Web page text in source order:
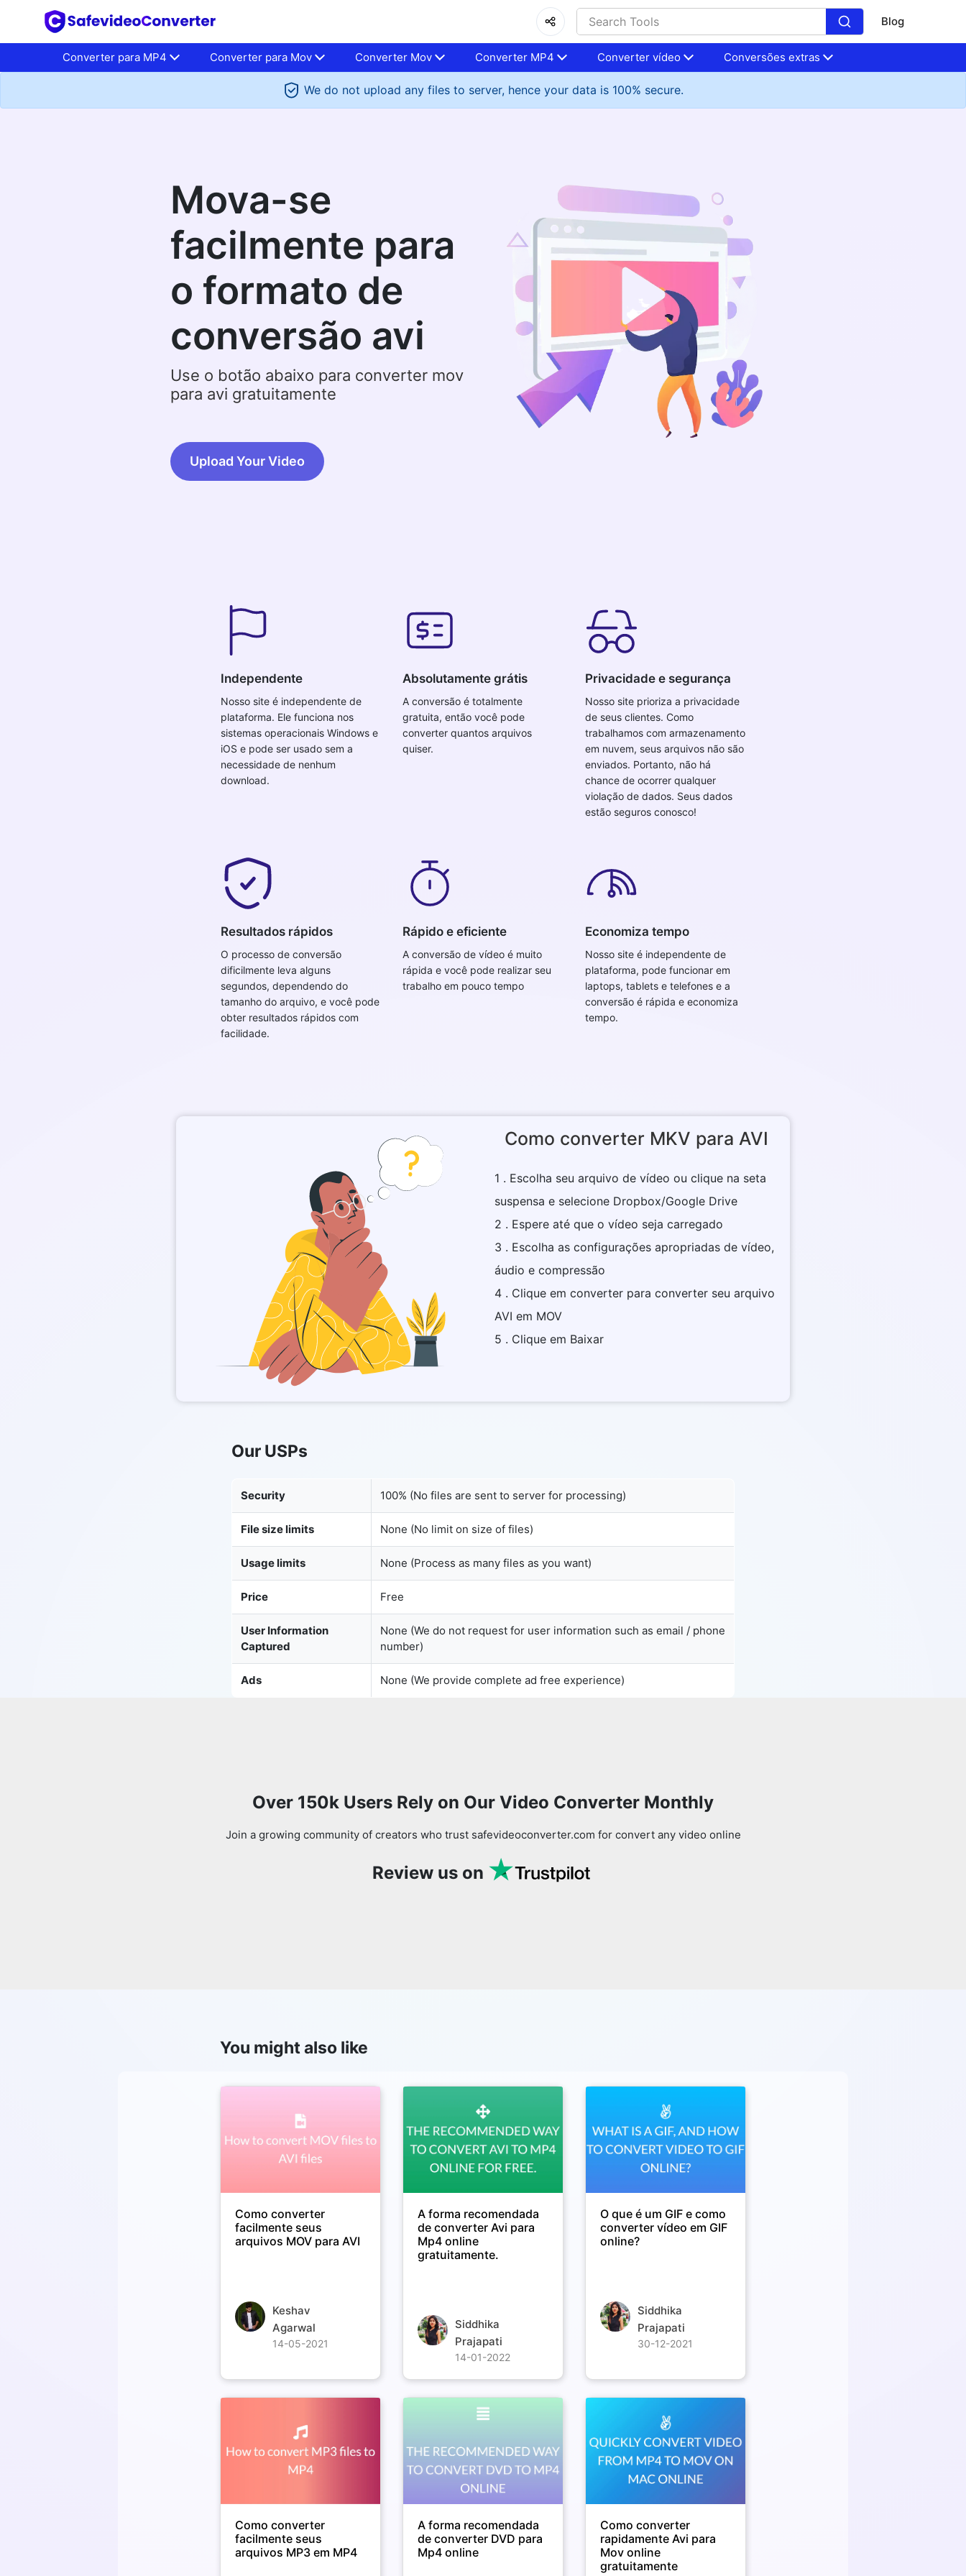
Blog
Converter para MP4 Converter para Mov Converter Mov Converter MP4 Converter vídeo Conversões extras
We do not upload any files to server, hence your data is 100% secure.
Mova-se
facilmente para
o formato de
conversão avi
Use o botão abaixo para converter mov
para avi gratuitamente
Upload Your Video
Independente
Nosso site é independente de
plataforma. Ele funciona nos
sistemas operacionais Windows e
iOS e pode ser usado sem a
necessidade de nenhum
download.
Absolutamente grátis
A conversão é totalmente
gratuita, então você pode
converter quantos arquivos
quiser.
Privacidade e segurança
Nosso site prioriza a privacidade
de seus clientes. Como
trabalhamos com armazenamento
em nuvem, seus arquivos não são
enviados. Portanto, não há
chance de ocorrer qualquer
violação de dados. Seus dados
estão seguros conosco!
Resultados rápidos
O processo de conversão
dificilmente leva alguns
segundos, dependendo do
tamanho do arquivo, e você pode
obter resultados rápidos com
facilidade.
Rápido e eficiente
A conversão de vídeo é muito
rápida e você pode realizar seu
trabalho em pouco tempo
Economiza tempo
Nosso site é independente de
plataforma, pode funcionar em
laptops, tablets e telefones e a
conversão é rápida e economiza
tempo.
Como converter MKV para AVI
1 . Escolha seu arquivo de vídeo ou clique na seta
suspensa e selecione Dropbox/Google Drive
2 . Espere até que o vídeo seja carregado
3 . Escolha as configurações apropriadas de vídeo,
áudio e compressão
4 . Clique em converter para converter seu arquivo
AVI em MOV
5 . Clique em Baixar
Our USPs
Security 100% (No files are sent to server for processing)
File size limits None (No limit on size of files)
Usage limits None (Process as many files as you want)
Price Free
User Information
Captured
None (We do not request for user information such as email / phone
number)
Ads None (We provide complete ad free experience)
Over 150k Users Rely on Our Video Converter Monthly
Join a growing community of creators who trust safevideoconverter.com for convert any video online
Review us on
You might also like
Como converter
facilmente seus
arquivos MOV para AVI
Keshav
Agarwal
14-05-2021
A forma recomendada
de converter Avi para
Mp4 online
gratuitamente.
Siddhika
Prajapati
14-01-2022
O que é um GIF e como
converter vídeo em GIF
online?
Siddhika
Prajapati
30-12-2021
Como converter
facilmente seus
arquivos MP3 em MP4
A forma recomendada
de converter DVD para
Mp4 online
Como converter
rapidamente Avi para
Mov online
gratuitamente